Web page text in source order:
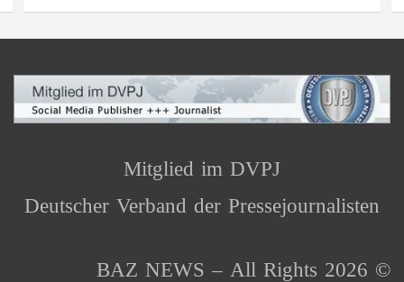
Mitglied im DVPJ
Deutscher Verband der Pressejournalisten
© 2026 BAZ NEWS – All Rights